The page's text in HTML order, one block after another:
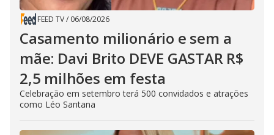
FEED TV/ 06/08/2026
Casamento milionário e sem a
mãe: Davi Brito DEVE GASTAR R$
2,5 milhões em festa
Celebração em setembro terá 500 convidados e atrações
como Léo Santana